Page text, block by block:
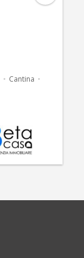
Cantina